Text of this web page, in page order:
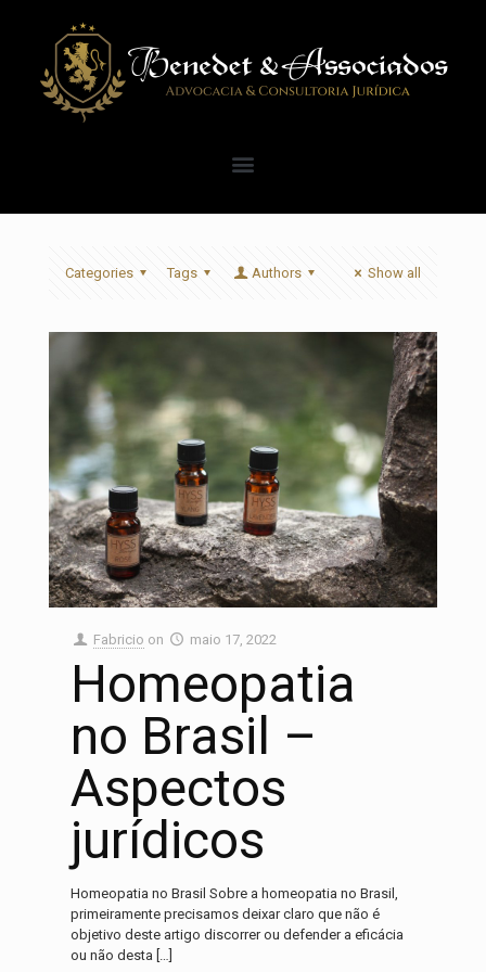
Categories Tags Authors Show all
Fabricio on maio 17, 2022
Homeopatia
no Brasil –
Aspectos
jurídicos
Homeopatia no Brasil Sobre a homeopatia no Brasil,
primeiramente precisamos deixar claro que não é
objetivo deste artigo discorrer ou defender a eficácia
ou não desta […]